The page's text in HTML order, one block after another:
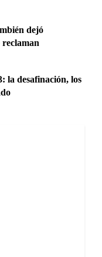
dejó
reclaman
la desafinación, los